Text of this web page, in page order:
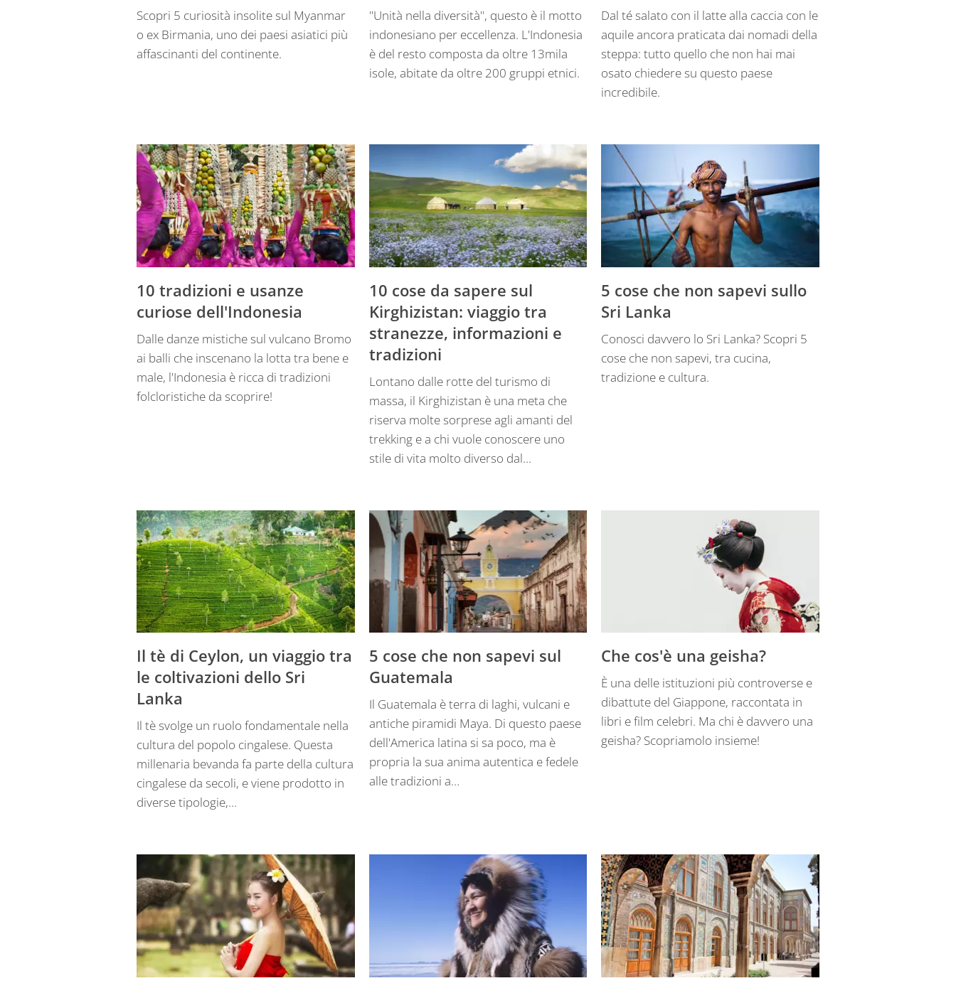
Scopri 5 curiosità insolite sul Myanmar
o ex Birmania, uno dei paesi asiatici più
affascinanti del continente.
"Unità nella diversità", questo è il motto
indonesiano per eccellenza. L'Indonesia
è del resto composta da oltre 13mila
isole, abitate da oltre 200 gruppi etnici.
Dal té salato con il latte alla caccia con le
aquile ancora praticata dai nomadi della
steppa: tutto quello che non hai mai
osato chiedere su questo paese
incredibile.
10 tradizioni e usanze
curiose dell'Indonesia
Dalle danze mistiche sul vulcano Bromo
ai balli che inscenano la lotta tra bene e
male, l'Indonesia è ricca di tradizioni
folcloristiche da scoprire!
10 cose da sapere sul
Kirghizistan: viaggio tra
stranezze, informazioni e
tradizioni
Lontano dalle rotte del turismo di
massa, il Kirghizistan è una meta che
riserva molte sorprese agli amanti del
trekking e a chi vuole conoscere uno
stile di vita molto diverso dal…
5 cose che non sapevi sullo
Sri Lanka
Conosci davvero lo Sri Lanka? Scopri 5
cose che non sapevi, tra cucina,
tradizione e cultura.
Il tè di Ceylon, un viaggio tra
le coltivazioni dello Sri
Lanka
Il tè svolge un ruolo fondamentale nella
cultura del popolo cingalese. Questa
millenaria bevanda fa parte della cultura
cingalese da secoli, e viene prodotto in
diverse tipologie,…
5 cose che non sapevi sul
Guatemala
Il Guatemala è terra di laghi, vulcani e
antiche piramidi Maya. Di questo paese
dell'America latina si sa poco, ma è
propria la sua anima autentica e fedele
alle tradizioni a…
Che cos'è una geisha?
È una delle istituzioni più controverse e
dibattute del Giappone, raccontata in
libri e film celebri. Ma chi è davvero una
geisha? Scopriamolo insieme!